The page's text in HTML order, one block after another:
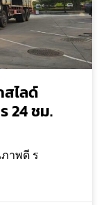
ไลด์
24 ชม.
าพดี ร